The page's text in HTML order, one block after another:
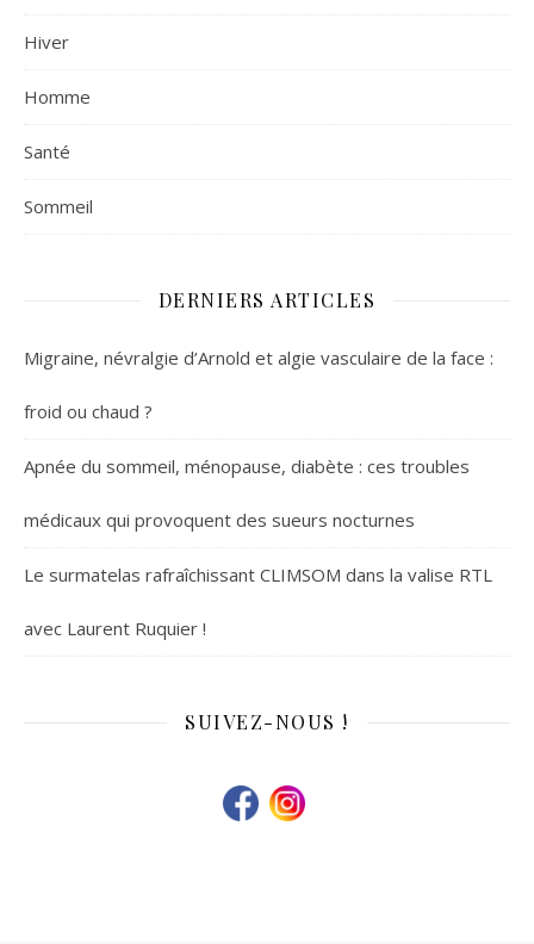
Hiver
Homme
Santé
Sommeil
DERNIERS ARTICLES
Migraine, névralgie d’Arnold et algie vasculaire de la face :
froid ou chaud ?
Apnée du sommeil, ménopause, diabète : ces troubles
médicaux qui provoquent des sueurs nocturnes
Le surmatelas rafraîchissant CLIMSOM dans la valise RTL
avec Laurent Ruquier !
SUIVEZ-NOUS !